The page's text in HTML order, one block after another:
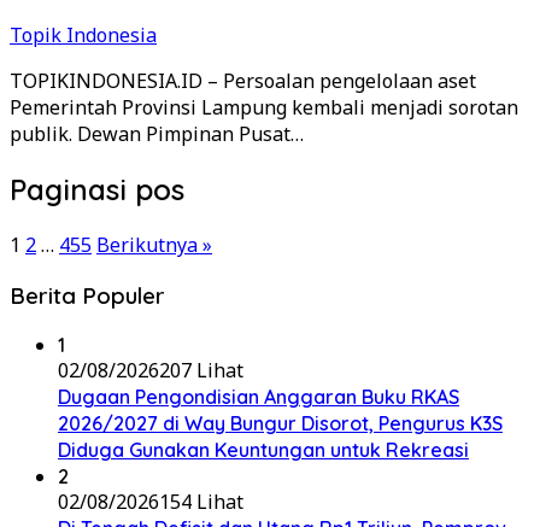
Topik Indonesia
TOPIKINDONESIA.ID – Persoalan pengelolaan aset
Pemerintah Provinsi Lampung kembali menjadi sorotan
publik. Dewan Pimpinan Pusat…
Paginasi pos
1 2… 455 Berikutnya »
Berita Populer
1
02/08/2026207 Lihat
Dugaan Pengondisian Anggaran Buku RKAS
2026/2027 di Way Bungur Disorot, Pengurus K3S
Diduga Gunakan Keuntungan untuk Rekreasi
2
02/08/2026154 Lihat